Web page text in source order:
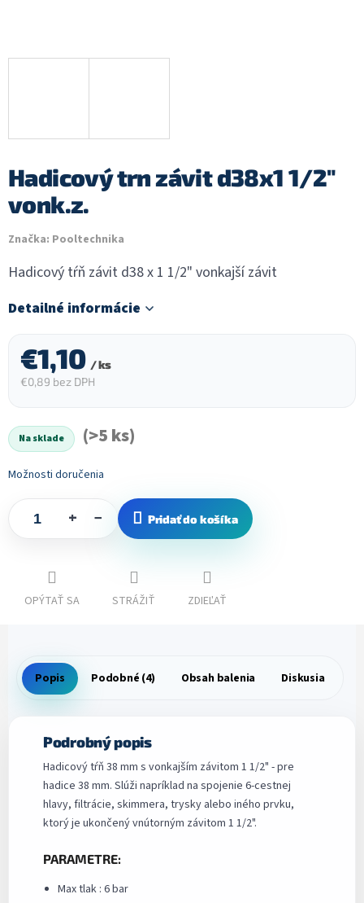
Hadicový trn závit d38x1 1/2"
vonk.z.
Značka: Pooltechnika
Hadicový tŕň závit d38 x 1 1/2" vonkajší závit
Detailné informácie
€1,10 / ks
€0,89 bez DPH
Na sklade
(>5 ks)
Možnosti doručenia
+ − Pridať do košíka
OPÝTAŤ SA STRÁŽIŤ ZDIEĽAŤ
Popis Podobné (4) Obsah balenia Diskusia
Podrobný popis
Hadicový tŕň 38 mm s vonkajším závitom 1 1/2" - pre
hadice 38 mm. Slúži napríklad na spojenie 6-cestnej
hlavy, filtrácie, skimmera, trysky alebo iného prvku,
ktorý je ukončený vnútorným závitom 1 1/2".
PARAMETRE:
Max tlak : 6 bar